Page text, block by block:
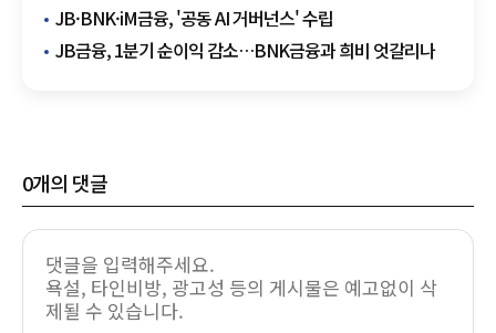
JB·BNK·iM금융, '공동 AI 거버넌스' 수립
JB금융, 1분기 순이익 감소…BNK금융과 희비 엇갈리나
0개의 댓글